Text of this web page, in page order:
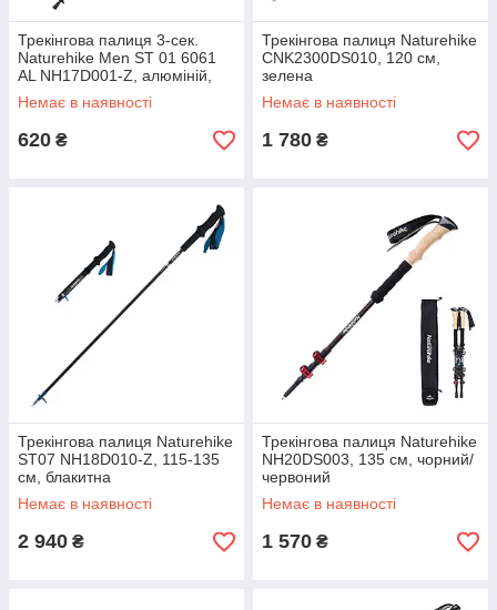
Трекінгова палиця 3-сек.
Naturehike Men ST 01 6061
AL NH17D001-Z, алюміній,
синя
Немає в наявності
620 ₴
Трекінгова палиця Naturehike
CNK2300DS010, 120 см,
зелена
Немає в наявності
1 780 ₴
Трекінгова палиця Naturehike
ST07 NH18D010-Z, 115-135
см, блакитна
Немає в наявності
2 940 ₴
Трекінгова палиця Naturehike
NH20DS003, 135 см, чорний/
червоний
Немає в наявності
1 570 ₴